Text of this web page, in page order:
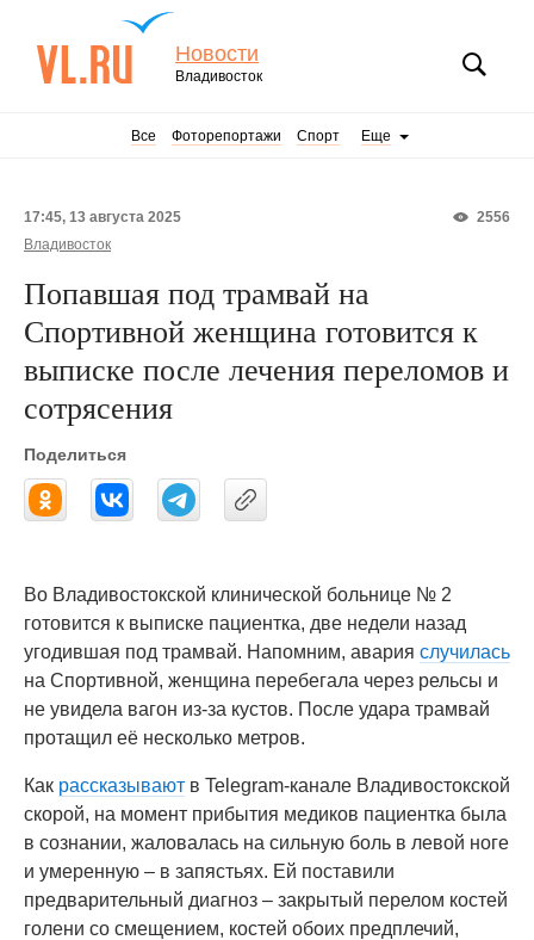
Новости
Владивосток
Все Фоторепортажи Спорт Еще
2556
17:45, 13 августа 2025
Владивосток
Попавшая под трамвай на
Спортивной женщина готовится к
выписке после лечения переломов и
сотрясения
Поделиться
Во Владивостокской клинической больнице № 2
готовится к выписке пациентка, две недели назад
угодившая под трамвай. Напомним, авария случилась
на Спортивной, женщина перебегала через рельсы и
не увидела вагон из-за кустов. После удара трамвай
протащил её несколько метров.
Как рассказывают в Telegram-канале Владивостокской
скорой, на момент прибытия медиков пациентка была
в сознании, жаловалась на сильную боль в левой ноге
и умеренную – в запястьях. Ей поставили
предварительный диагноз – закрытый перелом костей
голени со смещением, костей обоих предплечий,